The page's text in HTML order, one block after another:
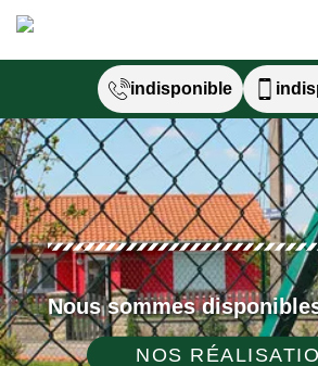
indisponible
Nous sommes
NOS